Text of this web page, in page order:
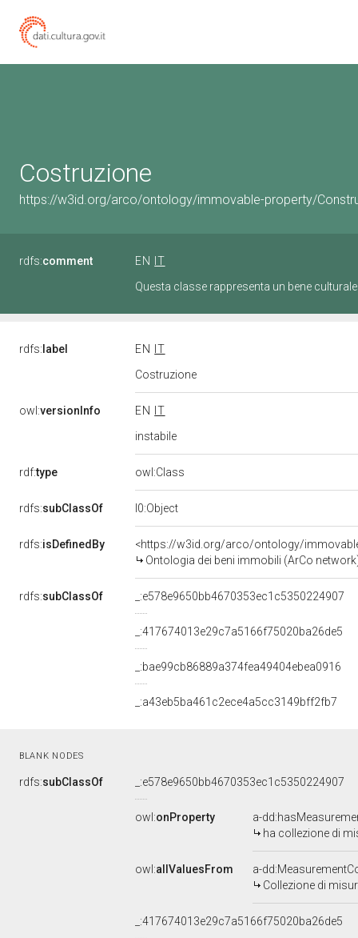
Costruzione
https://w3id.org/arco/ontology/immovable-property/
rdfs:comment EN
IT
Questa classe rappresenta un bene
rdfs: label EN
IT
Costruzione
owl:versionInfo EN
IT
instabile
rdf:type owl:Class
rdfs:subClassOf l0:Object
rdfs:isDefinedBy
<https://w3id.org/arco/ontology/
Ontologia dei beni immobili (ArCo
rdfs:subClassOf _:e578e9650bb4670353ec1c5350224907
_:417674013e29c7a5166f75020ba26de5
_:bae99cb86889a374fea49404ebea0916
_:a43eb5ba461c2ece4a5cc3149bff2fb7
BLANK NODES
rdfs:subClassOf _:e578e9650bb4670353ec1c5350224907
owl:onProperty
a-
ha collezione di
owl:allValuesFrom
a-
Collezione di
_:417674013e29c7a5166f75020ba26de5